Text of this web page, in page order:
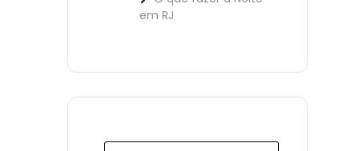
em RJ